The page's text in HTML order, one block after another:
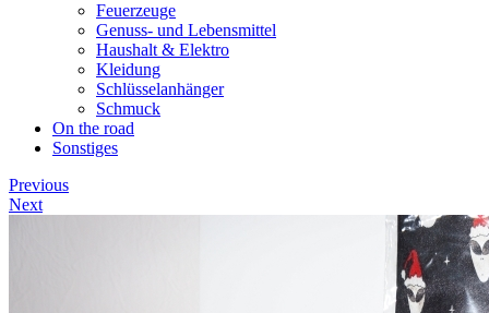
Feuerzeuge
Genuss- und Lebensmittel
Haushalt & Elektro
Kleidung
Schlüsselanhänger
Schmuck
On the road
Sonstiges
Previous
Next